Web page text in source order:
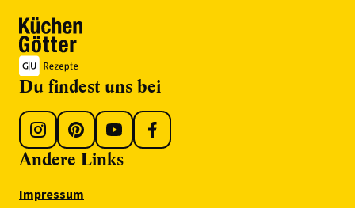
Du findest uns bei
Andere Links
Impressum